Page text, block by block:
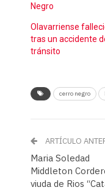
Negro
Olavarriense
tras un accidente
tránsito
cerro negro
ARTÍCULO
Maria Soledad
Middleton
viuda de Rios